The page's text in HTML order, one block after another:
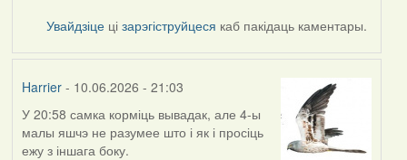
Увайдзіце цізарэгіструйцеся каб пакідаць каментары.
Harrier- 10.06.2026 - 21:03
У 20:58 самка корміць вывадак, але 4-ы
малы яшчэ не разумее што і як і просіць
ежу з іншага боку.